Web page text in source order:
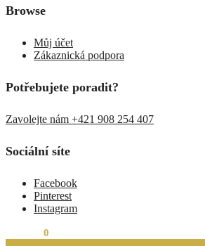
Browse
Můj účet
Zákaznická podpora
Potřebujete poradit?
Zavolejte nám +421 908 254 407
Sociální síte
Facebook
Pinterest
Instagram
0